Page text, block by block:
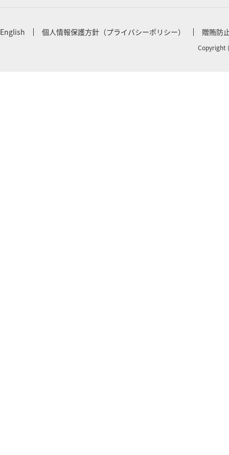
English 個人情報保護方針（プライバシーポリシー） 贈賄防
Copyright